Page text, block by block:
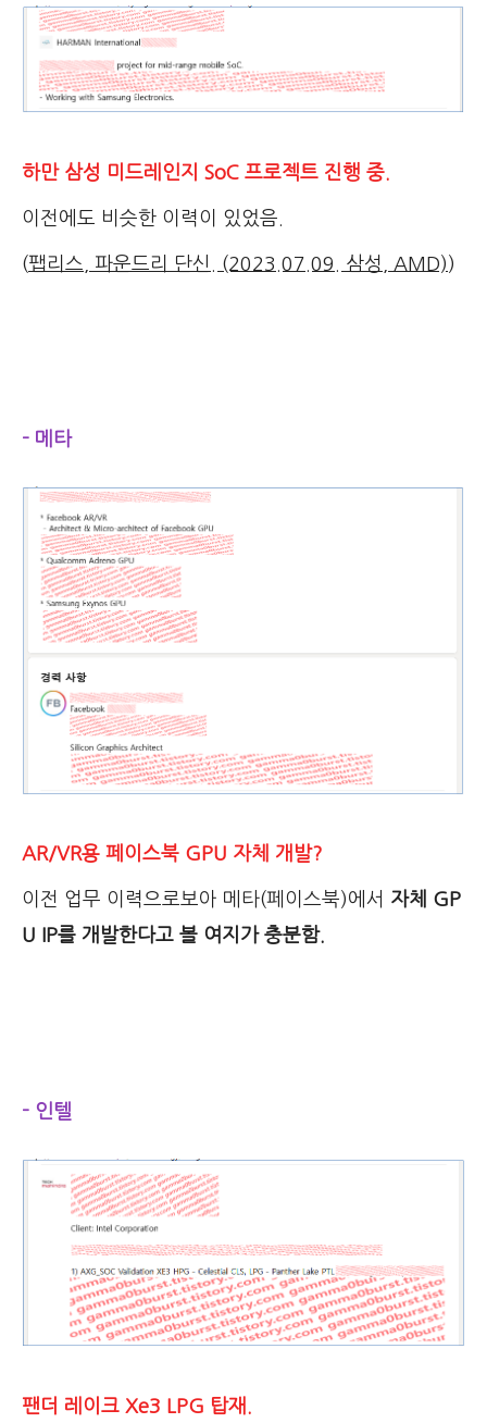
하만 삼성 미드레인지 SoC 프로젝트 진행 중.
이전에도 비슷한 이력이 있었음.
(팹리스, 파운드리 단신. (2023.07.09. 삼성, AMD) )
- 메타
AR/VR용 페이스북 GPU 자체 개발?
이전 업무 이력으로보아 메타(페이스북)에서 자체 GP
U IP를 개발한다고 볼 여지가 충분함.
- 인텔
팬더 레이크 Xe3 LPG 탑재.